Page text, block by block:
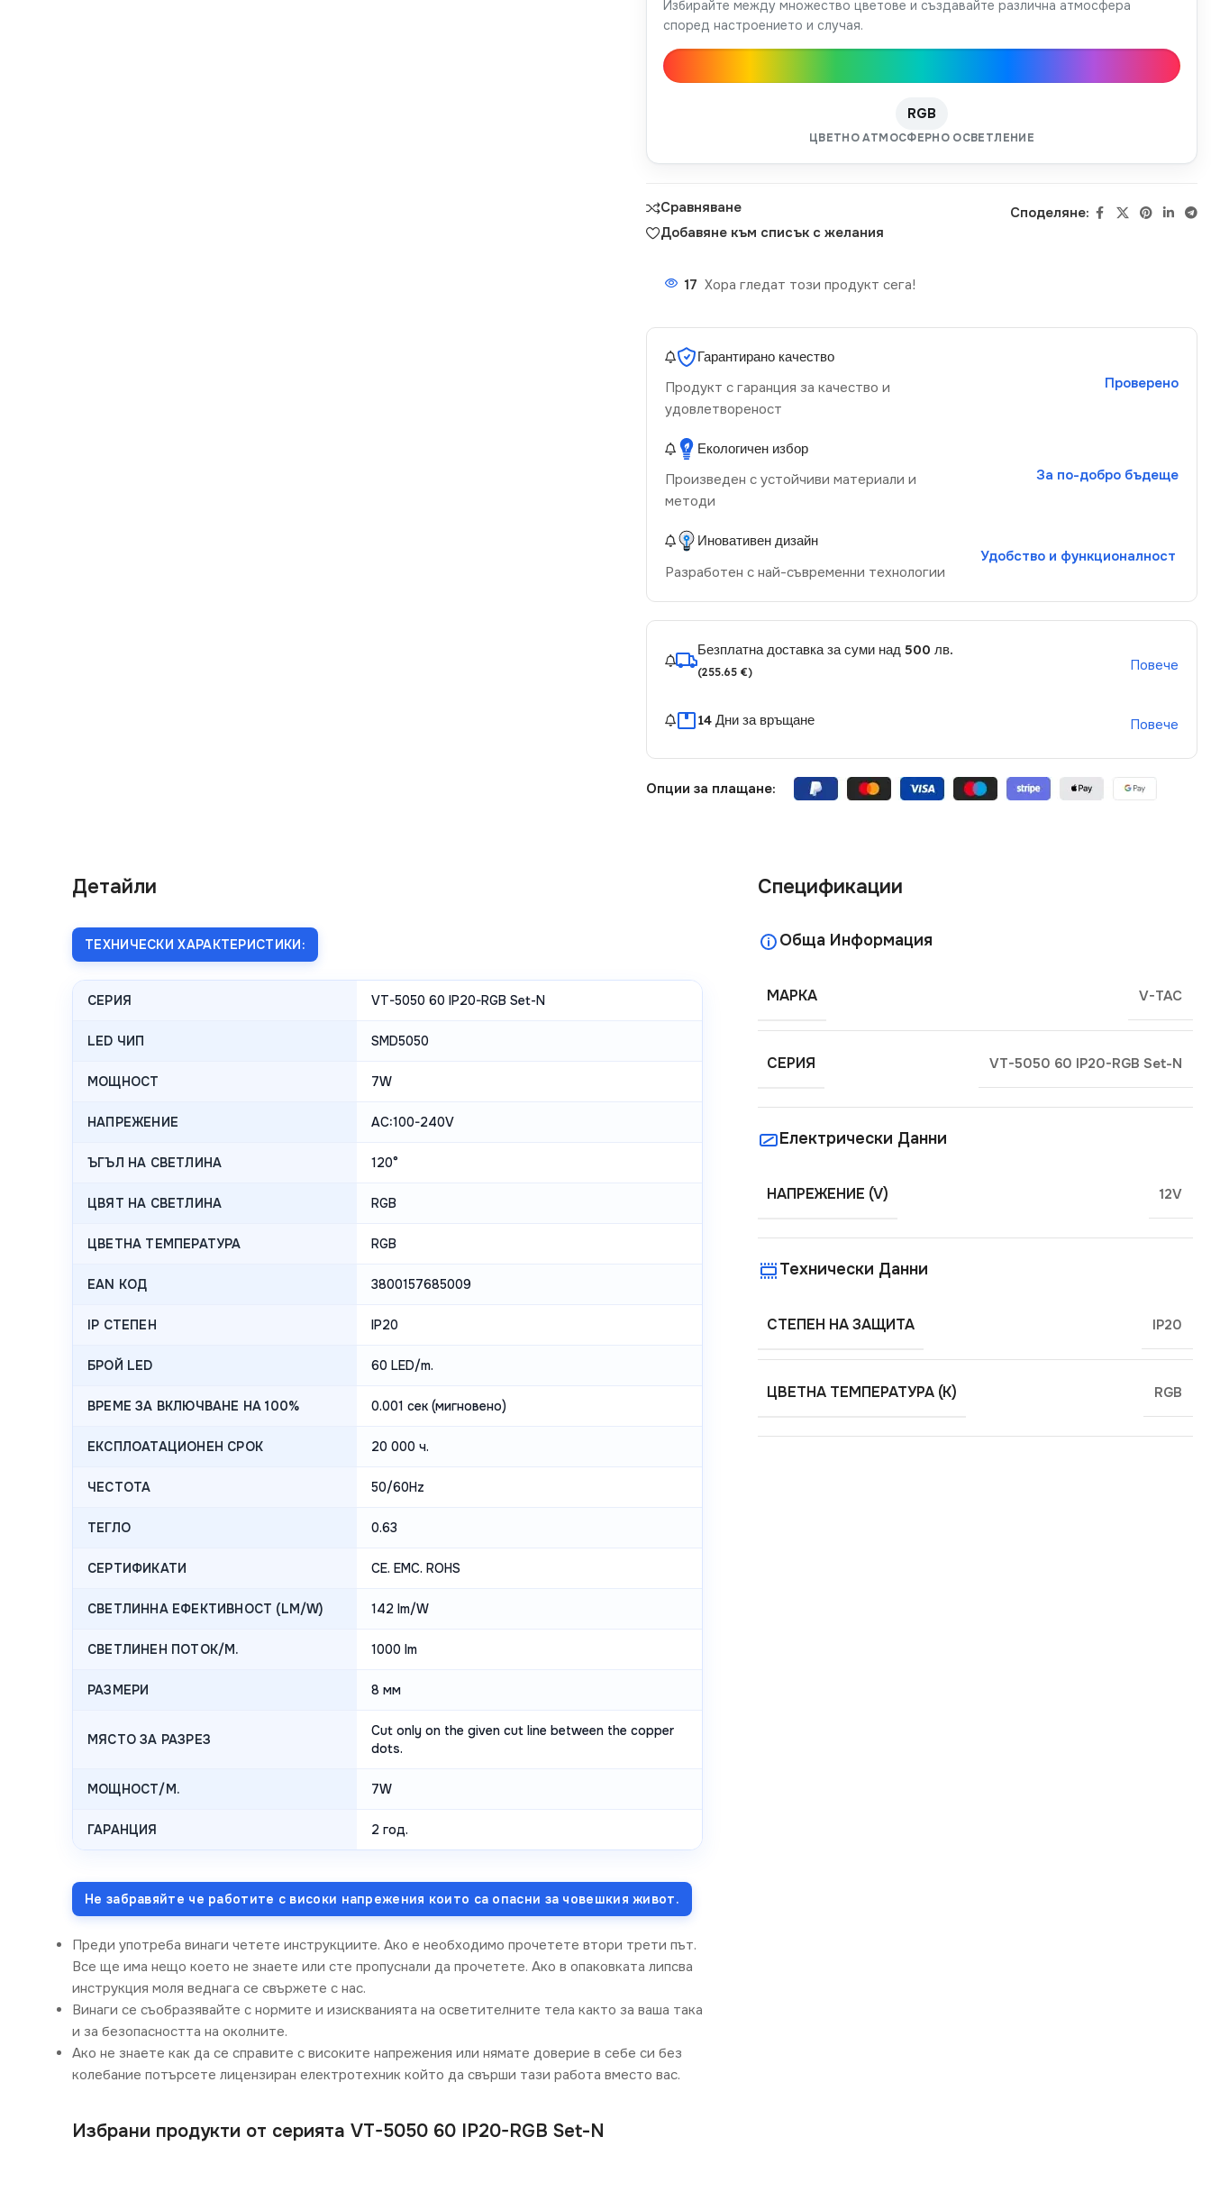
Избирайте между множество цветове и създавайте различна атмосфера
според настроението и случая.
RGB
ЦВЕТНО АТМОСФЕРНО ОСВЕТЛЕНИЕ
Сравняване
Добавяне към списък с желания
Споделяне:
17 Хора гледат този продукт сега!
Гарантирано качество
Продукт с гаранция за качество и
удовлетвореност
Проверено
Екологичен избор
Произведен с устойчиви материали и
методи
За по-добро бъдеще
Иновативен дизайн
Разработен с най-съвременни технологии
Удобство и функционалност
Безплатна доставка за суми над 500 лв.
(255.65 €) Повече
14 Дни за връщане Повече
Опции за плащане:
Детайли
ТЕХНИЧЕСКИ ХАРАКТЕРИСТИКИ:
СЕРИЯ VT-5050 60 IP20-RGB Set-N
LED ЧИП SMD5050
МОЩНОСТ 7W
НАПРЕЖЕНИЕ AC:100-240V
ЪГЪЛ НА СВЕТЛИНА 120°
ЦВЯТ НА СВЕТЛИНА RGB
ЦВЕТНА ТЕМПЕРАТУРА RGB
EAN КОД 3800157685009
IP СТЕПЕН IP20
БРОЙ LED 60 LED/m.
ВРЕМЕ ЗА ВКЛЮЧВАНЕ НА 100% 0.001 сек (мигновено)
ЕКСПЛОАТАЦИОНЕН СРОК 20 000 ч.
ЧЕСТОТА 50/60Hz
ТЕГЛО 0.63
СЕРТИФИКАТИ CE. EMC. ROHS
СВЕТЛИННА ЕФЕКТИВНОСТ (LM/W) 142 lm/W
СВЕТЛИНЕН ПОТОК/М. 1000 lm
РАЗМЕРИ 8 мм
МЯСТО ЗА РАЗРЕЗ
Cut only on the given cut line between the copper
dots.
МОЩНОСТ/М. 7W
ГАРАНЦИЯ 2 год.
Не забравяйте че работите с високи напрежения които са опасни за човешкия живот.
Преди употреба винаги четете инструкциите. Ако е необходимо прочетете втори трети път.
Все ще има нещо което не знаете или сте пропуснали да прочетете. Ако в опаковката липсва
инструкция моля веднага се свържете с нас.
Винаги се съобразявайте с нормите и изискванията на осветителните тела както за ваша така
и за безопасността на околните.
Ако не знаете как да се справите с високите напрежения или нямате доверие в себе си без
колебание потърсете лицензиран електротехник който да свърши тази работа вместо вас.
Избрани продукти от серията VT-5050 60 IP20-RGB Set-N
Спецификации
Обща Информация
МАРКА V-TAC
СЕРИЯ VT-5050 60 IP20-RGB Set-N
Електрически Данни
НАПРЕЖЕНИЕ (V) 12V
Технически Данни
СТЕПЕН НА ЗАЩИТА IP20
ЦВЕТНА ТЕМПЕРАТУРА (K) RGB